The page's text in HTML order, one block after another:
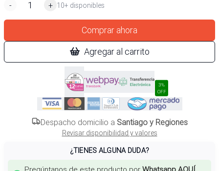
-
+ 10+ disponibles
Comprar ahora
Agregar al carrito
3%
OFF
Despacho domicilio a Santiago y Regiones
Revisar disponibilidad y valores
¿TIENES ALGUNA DUDA?
Pregúntanos de este producto por Whatsapp AQUÍ